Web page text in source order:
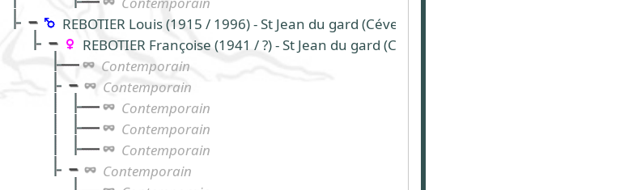
REBOTIER Louis (1915 / 1996) - St Jean du gard (Cévennes)
REBOTIER Françoise (1941 / ?) - St Jean du gard (Cévennes)
Contemporain
Contemporain
Contemporain
Contemporain
Contemporain
Contemporain